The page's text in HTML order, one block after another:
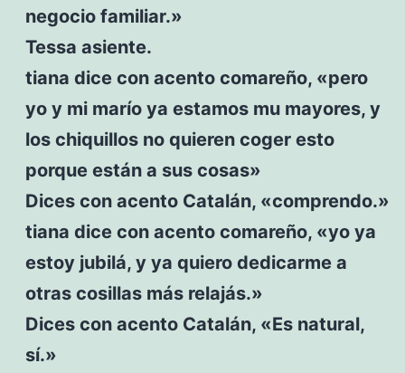
negocio familiar.»
Tessa asiente.
tiana dice con acento comareño, «pero
yo y mi marío ya estamos mu mayores, y
los chiquillos no quieren coger esto
porque están a sus cosas»
Dices con acento Catalán, «comprendo.»
tiana dice con acento comareño, «yo ya
estoy jubilá, y ya quiero dedicarme a
otras cosillas más relajás.»
Dices con acento Catalán, «Es natural,
sí.»